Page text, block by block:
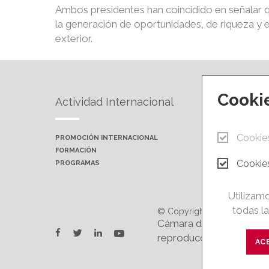
Ambos presidentes han coincidido en
la generación de oportunidades, de riqueza y
exterior.
Actividad Internacional
PROMOCIÓN INTERNACIONAL
FORMACIÓN
PROGRAMAS
CAMPUS
facebook
twitterlinkedinyoutube
© Copyright 2026.
Cámara de Comercio e
reproducción total o
todas